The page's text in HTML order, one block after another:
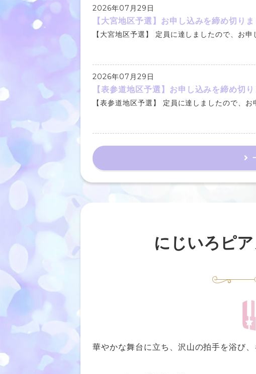
2026年07月29日
【大宮地区予選】お申し込みを締め切りま
【大宮地区予選】 定員に達しましたので、お申
2026年07月29日
【表参道地区予選】お申し込みを締め切
【表参道地区予選】 定員に達しましたので、お
にじいろピ
華やかな舞台に立ち、沢山の拍手を浴び